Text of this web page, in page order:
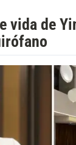
vida de